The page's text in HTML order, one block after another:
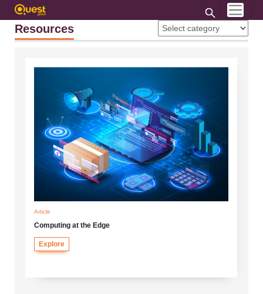
Resources
Article
Computing at the Edge
Explore